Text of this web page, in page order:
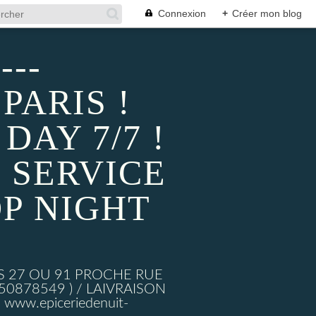
Connexion + Créer mon blog
!
7/7 !
NIGHT
27 OU 91 PROCHE RUE
) / LAIVRAISON